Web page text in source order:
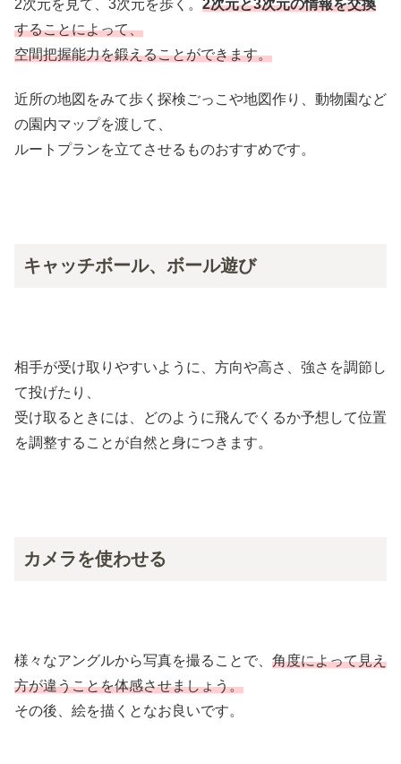
2次元を見て、3次元を歩く。 2次元と3次元の情報を交換
することによって、
空間把握能力を鍛えることができます。
近所の地図をみて歩く探検ごっこや地図作り、動物園など
の園内マップを渡して、
ルートプランを立てさせるものおすすめです。
キャッチボール、ボール遊び
相手が受け取りやすいように、方向や高さ、強さを調節し
て投げたり、
受け取るときには、どのように飛んでくるか予想して位置
を調整することが自然と身につきます。
カメラを使わせる
様々なアングルから写真を撮ることで、 角度によって見え
方が違うことを体感させましょう。
その後、絵を描くとなお良いです。